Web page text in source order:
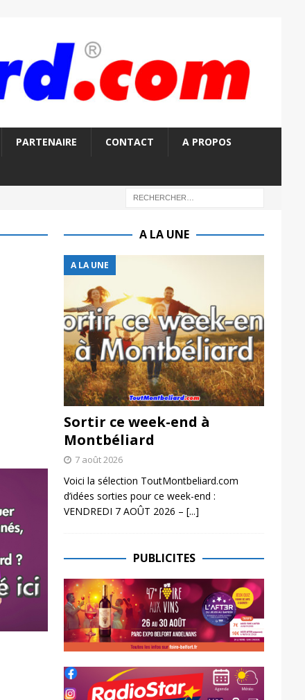
PARTENAIRE CONTACT A PROPOS
A LA UNE
A LA UNE
Sortir ce week-end à
Montbéliard
7 août 2026
Voici la sélection ToutMontbeliard.com
d’idées sorties pour ce week-end :
VENDREDI 7 AOÛT 2026 – [...]
PUBLICITES